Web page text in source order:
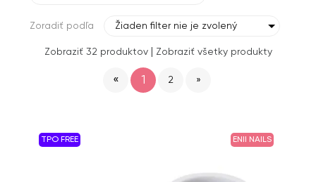
Zoradiť podľa Žiaden filter nie je zvolený
Zobraziť 32 produktov| Zobraziť všetky produkty
« 1 2 »
TPO FREE ENII NAILS